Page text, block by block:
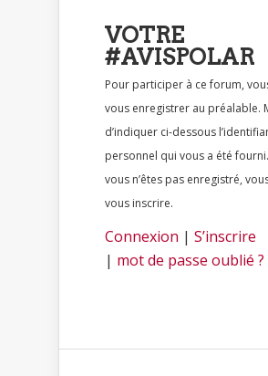
VOTRE
#AVISPOLAR
Pour participer à ce forum, vous devez
vous enregistrer au préalable.
d’indiquer ci-dessous
personnel qui vous a été fourni. Si
vous n’êtes pas enregistré,
vous inscrire.
Connexion | S’inscrire
| mot de passe oublié ?